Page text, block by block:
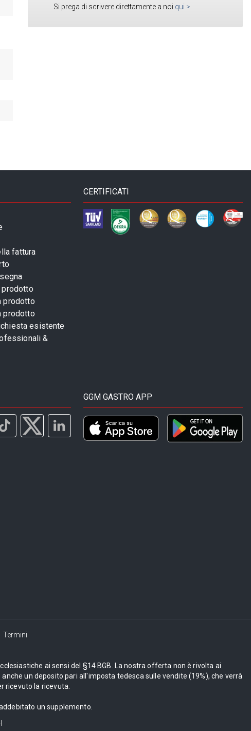
Si prega di scrivere direttamente a noi qui >
fattura
prodotto
prodotto
prodotto
esistente
&
CERTIFICATI
GGM GASTRO APP
Termini
ai sensi del §14 BGB. La nostra offerta non è rivolta ai
un deposito pari all'imposta tedesca sulle vendite (19%), che verrà
ricevuto la ricevuta.
un supplemento.